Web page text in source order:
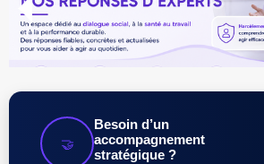
🤝
Besoin d’un
accompagnement
stratégique ?